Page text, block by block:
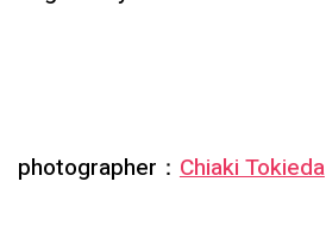
photographer： Chiaki Tokieda